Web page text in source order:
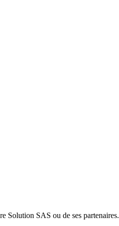
Solution SAS ou de ses partenaires.